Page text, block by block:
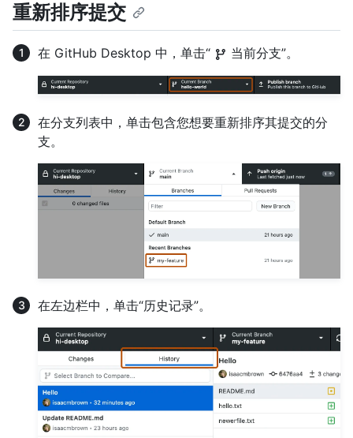
重新排序提交
在 GitHub Desktop 中，单击“ 当前分支”。
在分支列表中，单击包含您想要重新排序其提交的分
支。
在左边栏中，单击“历史记录”。